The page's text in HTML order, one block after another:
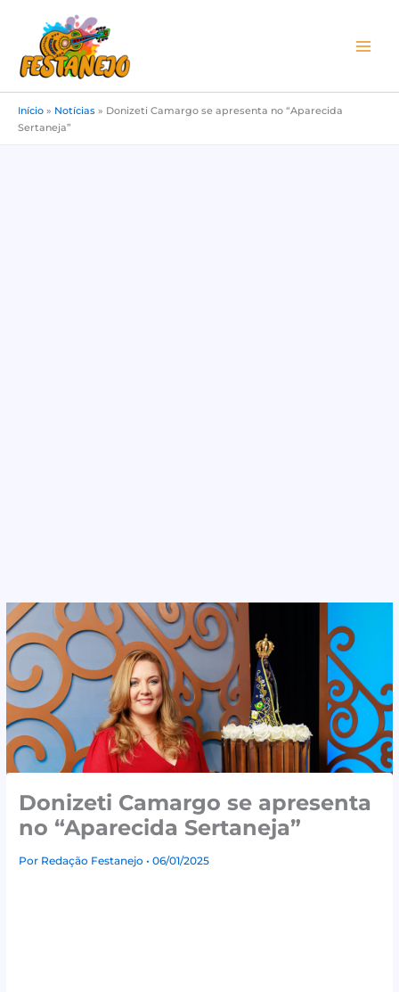
conteúdo
Início » Notícias » Donizeti Camargo se apresenta no “Aparecida
Sertaneja”
Donizeti Camargo se apresenta
no “Aparecida Sertaneja”
Por Redação Festanejo• 06/01/2025